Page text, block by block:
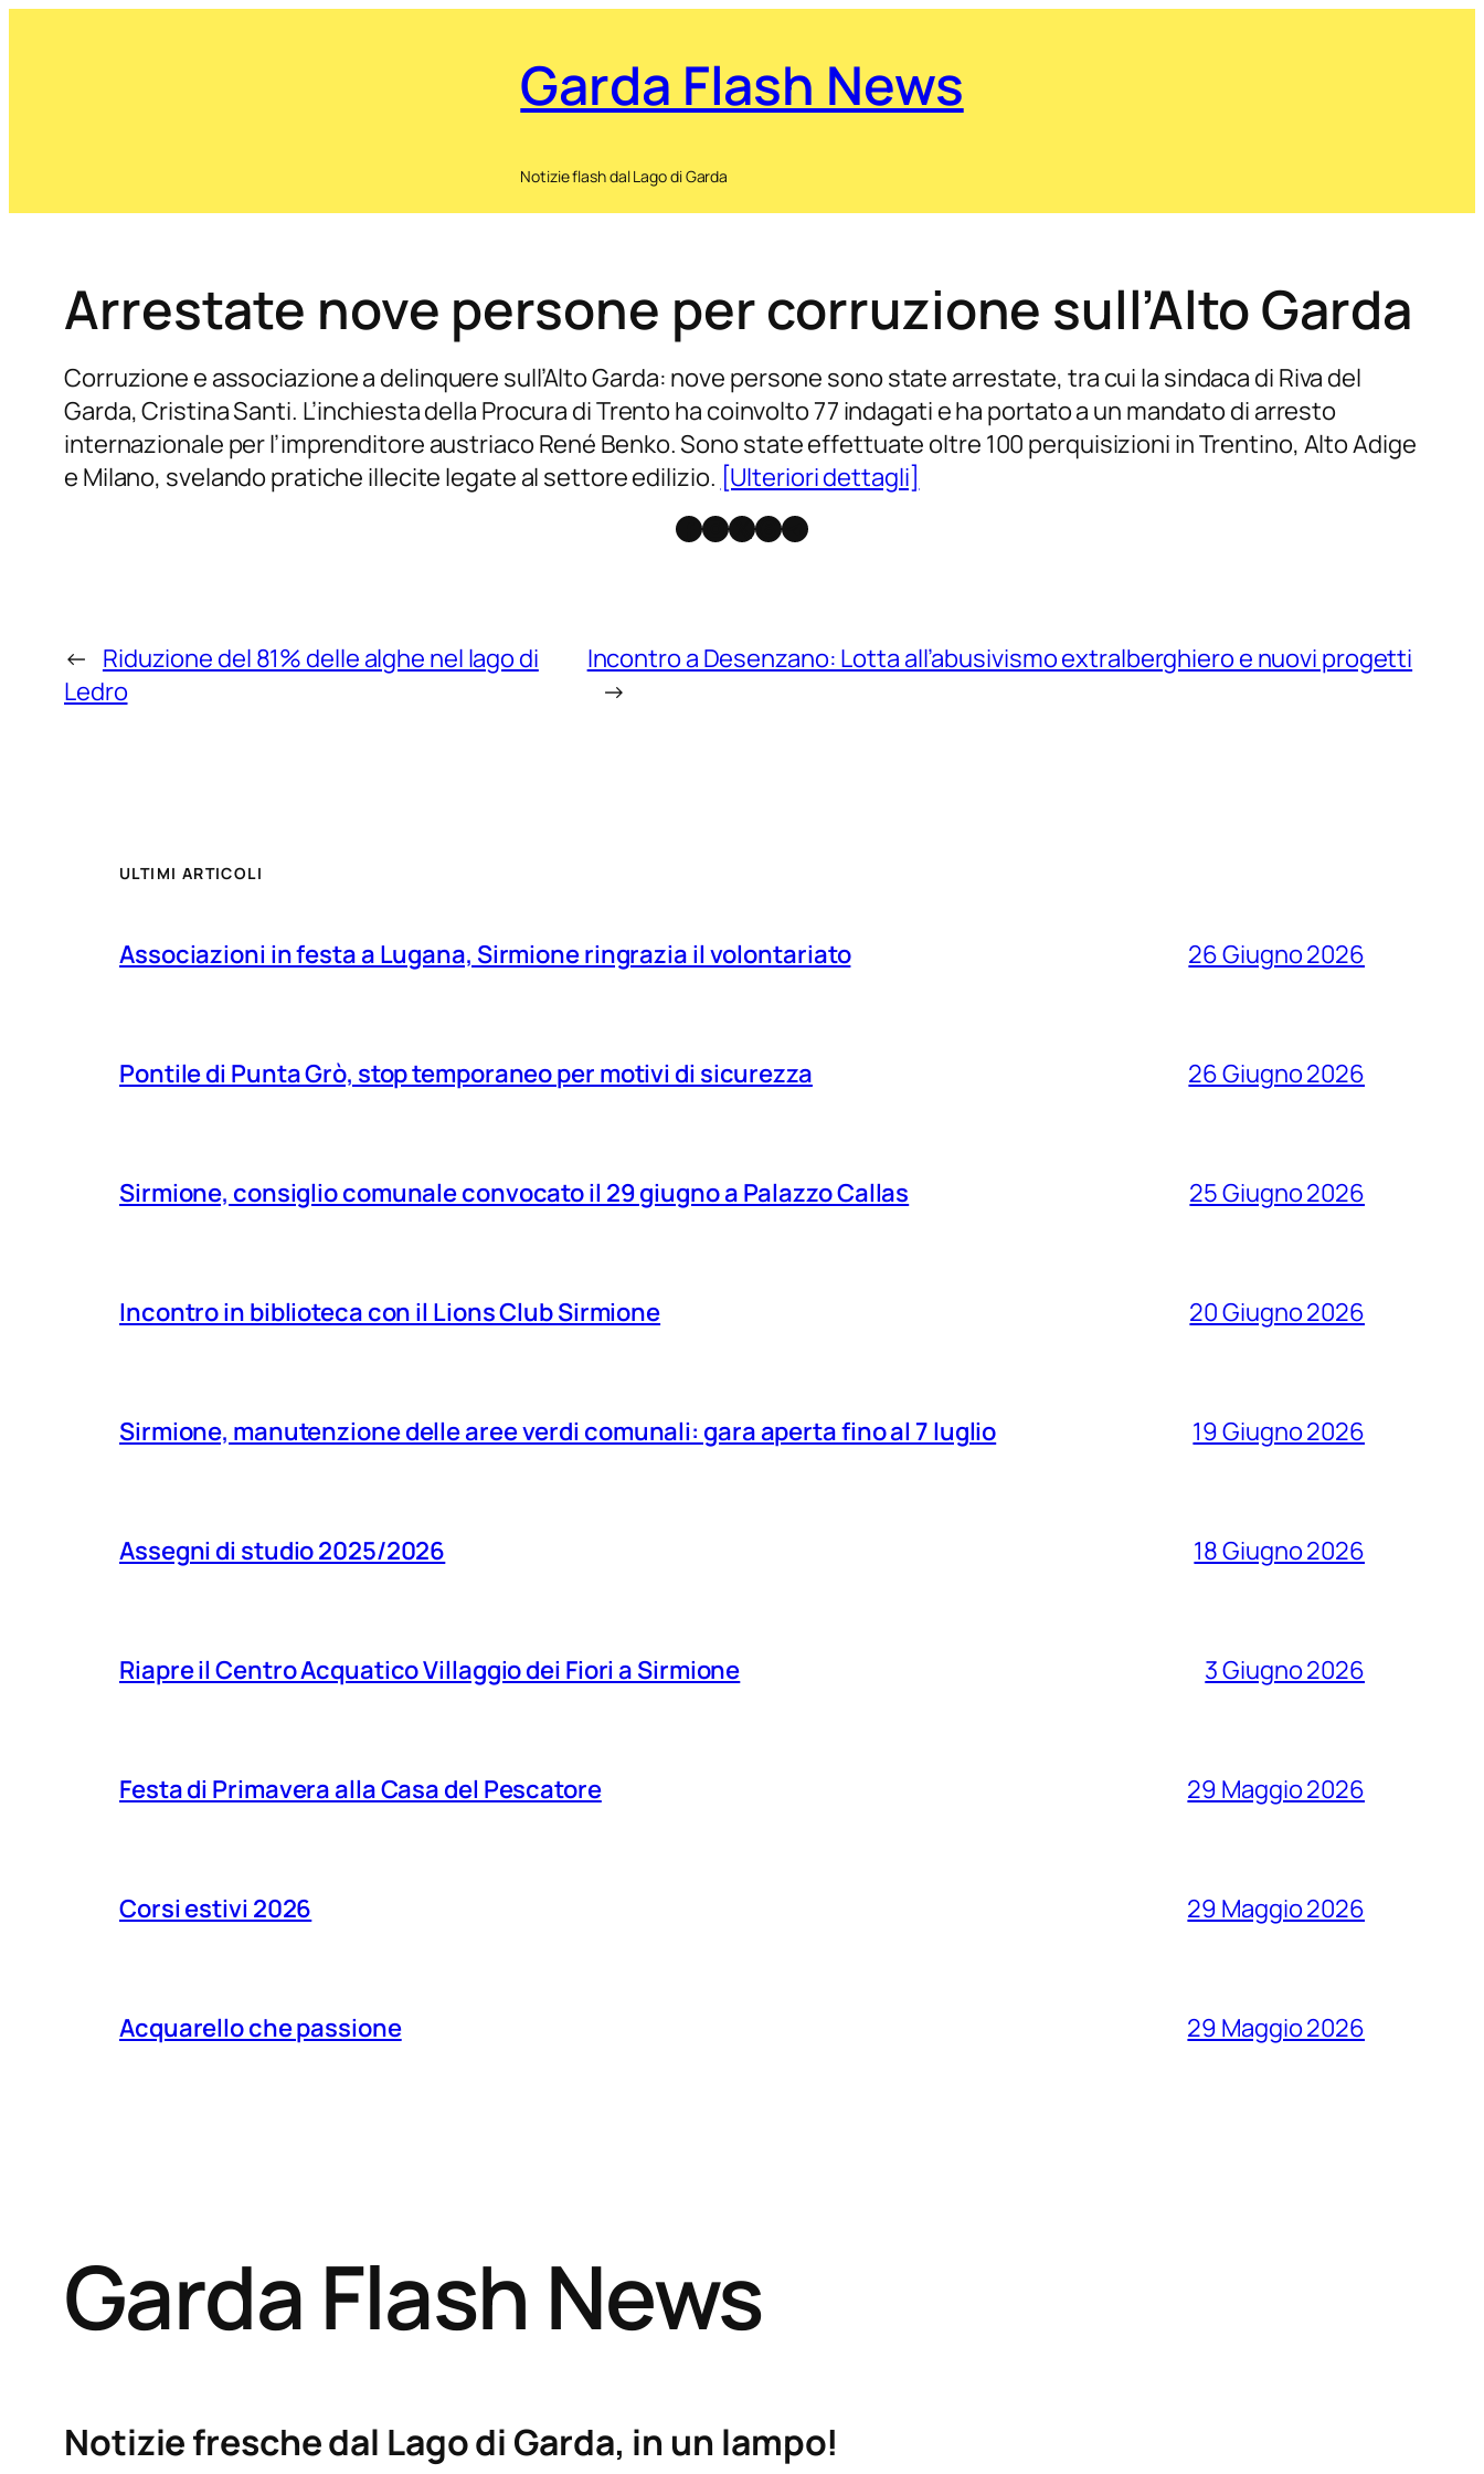
Garda Flash News
Notizie flash dal Lago di Garda
Arrestate nove persone per corruzione sull’Alto Garda
Corruzione e associazione a delinquere sull’Alto Garda: nove persone sono state arrestate, tra cui la sindaca di Riva del
Garda, Cristina Santi. L’inchiesta della Procura di Trento ha coinvolto 77 indagati e ha portato a un mandato di arresto
internazionale per l’imprenditore austriaco René Benko. Sono state effettuate oltre 100 perquisizioni in Trentino, Alto Adige
e Milano, svelando pratiche illecite legate al settore edilizio. [Ulteriori dettagli]
Facebook
Instagram
X Threads
Telegram
← Riduzione del 81% delle alghe nel lago di
Ledro
Incontro a Desenzano: Lotta all’abusivismo extralberghiero e nuovi progetti
→
ULTIMI ARTICOLI
Associazioni in festa a Lugana, Sirmione ringrazia il volontariato 26 Giugno 2026
Pontile di Punta Grò, stop temporaneo per motivi di sicurezza 26 Giugno 2026
Sirmione, consiglio comunale convocato il 29 giugno a Palazzo Callas 25 Giugno 2026
Incontro in biblioteca con il Lions Club Sirmione 20 Giugno 2026
Sirmione, manutenzione delle aree verdi comunali: gara aperta fino al 7 luglio 19 Giugno 2026
Assegni di studio 2025/2026 18 Giugno 2026
Riapre il Centro Acquatico Villaggio dei Fiori a Sirmione 3 Giugno 2026
Festa di Primavera alla Casa del Pescatore 29 Maggio 2026
Corsi estivi 2026 29 Maggio 2026
Acquarello che passione 29 Maggio 2026
Garda Flash News
Notizie fresche dal Lago di Garda, in un lampo!